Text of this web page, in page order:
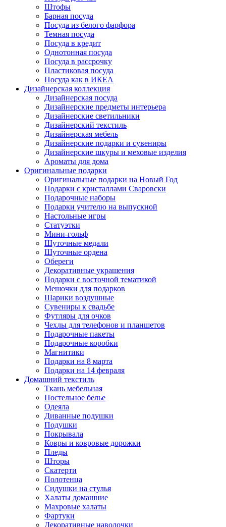
Штофы
Барная посуда
Посуда из белого фарфора
Темная посуда
Посуда в кредит
Однотонная посуда
Посуда в рассрочку
Пластиковая посуда
Посуда как в ИКЕА
Дизайнерская коллекция
Дизайнерская посуда
Дизайнерские предметы интерьера
Дизайнерские светильники
Дизайнерский текстиль
Дизайнерская мебель
Дизайнерские подарки и сувениры
Дизайнерские шкуры и меховые изделия
Ароматы для дома
Оригинальные подарки
Оригинальные подарки на Новый Год
Подарки с кристаллами Сваровски
Подарочные наборы
Подарки учителю на выпускной
Настольные игры
Статуэтки
Мини-гольф
Шуточные медали
Шуточные ордена
Обереги
Декоративные украшения
Подарки с восточной тематикой
Мешочки для подарков
Шарики воздушные
Сувениры к свадьбе
Футляры для очков
Чехлы для телефонов и планшетов
Подарочные пакеты
Подарочные коробки
Магнитики
Подарки на 8 марта
Подарки на 14 февраля
Домашний текстиль
Ткань мебельная
Постельное белье
Одеяла
Диванные подушки
Подушки
Покрывала
Ковры и ковровые дорожки
Пледы
Шторы
Скатерти
Полотенца
Сидушки на стулья
Халаты домашние
Махровые халаты
Фартуки
Декоративные наволочки